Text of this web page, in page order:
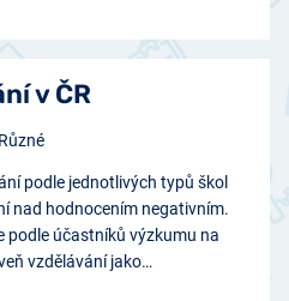
v ČR
podle jednotlivých typů škol
nad hodnocením negativním.
podle účastníků výzkumu na
vzdělávání jako…